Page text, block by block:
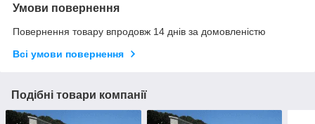
Умови повернення
Повернення товару впродовж 14 днів за домовленістю
Всі умови повернення
Подібні товари компанії